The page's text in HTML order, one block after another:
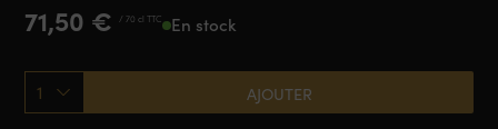
71,50 € / 70 cl TTC En stock
1 AJOUTER